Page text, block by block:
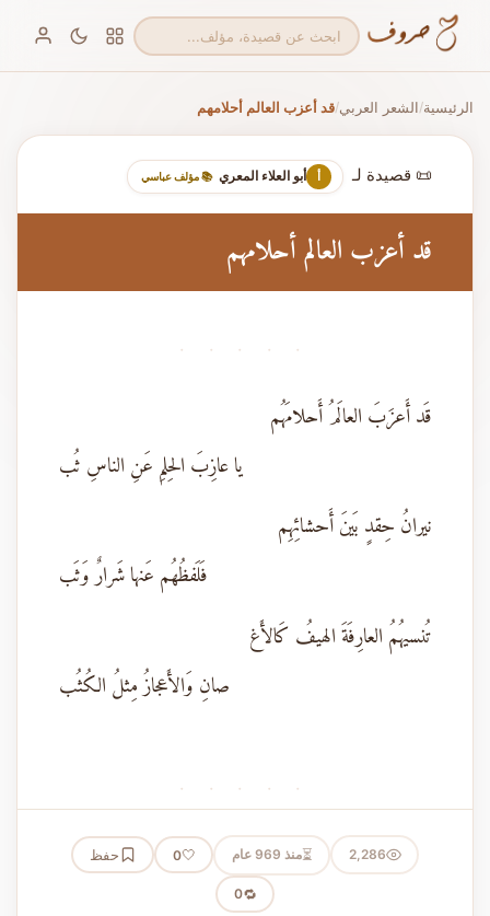
الرئيسية/الشعر العربي/قد أعزب العالم أحلامهم
📜 قصيدة لـ أ أبو العلاء المعري 📚 مؤلف عباسي
قد أعزب العالم أحلامهم
· · · · ·
قَد أَعزَبَ العالَمُ أَحلامَهُم
يا عازِبَ الحِلمِ عَنِ الناسِ ثُب
نيرانُ حِقدٍ بَينَ أَحشائِهِم
فَلَفظُهُم عَنها شَرارٌ وَثَب
تُنسيهُمُ العارِفَةَ الهيفُ كَالأَغ
صانِ وَالأَعجازُ مِثلُ الكُثُب
· · · · ·
2,286
⏳منذ 969 عام 🤍
0 حفظ
🔁
0